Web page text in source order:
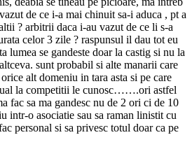
de ce i-a mai chinuit sa-i aduca , pt a
? arbitrii daca i-au vazut de ce li s-a
celor 3 zile ? raspunsul il dau tot eu
lumea se gandeste doar la castig si nu la
sunt probabil si alte manarii care
alt domeniu in tara asta si pe care
la competitii le cunosc…….ori astfel
fac sa ma gandesc nu de 2 ori ci de 10
intr-o asociatie sau sa raman linistit cu
personal si sa privesc totul doar ca pe